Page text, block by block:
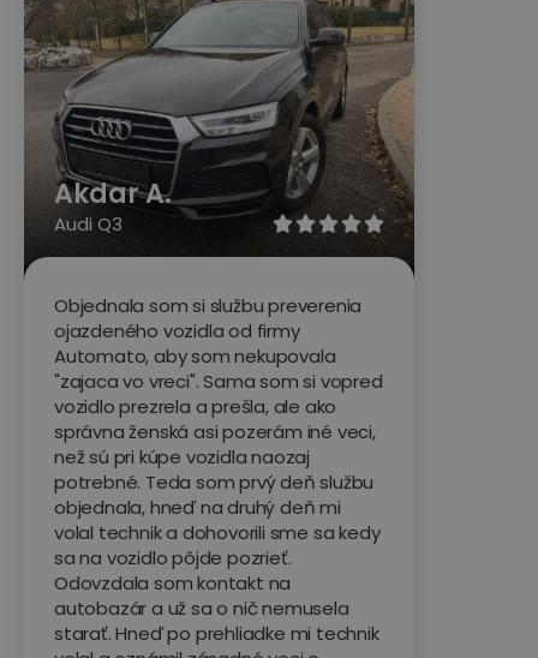

Akdar A.
Audi Q3
Objednala som si službu preverenia
ojazdeného vozidla od firmy
Automato, aby som nekupovala
"zajaca vo vreci". Sama som si vopred
vozidlo prezrela a prešla, ale ako
správna ženská asi pozerám iné veci,
než sú pri kúpe vozidla naozaj
potrebné. Teda som prvý deň službu
objednala, hneď na druhý deň mi
volal technik a dohovorili sme sa kedy
sa na vozidlo pôjde pozrieť.
Odovzdala som kontakt na
autobazár a už sa o nič nemusela
starať. Hneď po prehliadke mi technik